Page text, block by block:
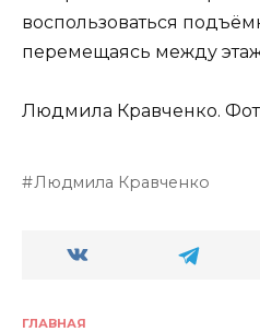
воспользоваться
перемещаясь между
Людмила Кравченко.
Людмила Кравченко
ГЛАВНАЯ